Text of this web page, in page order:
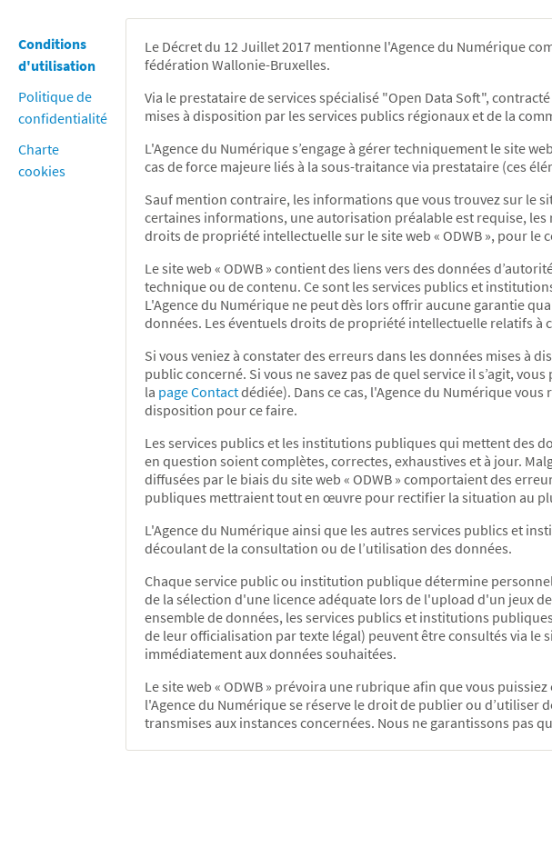
Conditions
d'utilisation
Politique de
confidentialité
Charte
cookies
Le Décret du 12 Juillet 2017 mentionne l'Agence du Numérique
fédération Wallonie-Bruxelles.
Via le prestataire de services spécialisé "Open Data Soft",
mises à disposition par les services publics régionaux et de la
L'Agence du Numérique s’engage à gérer techniquement le site
cas de force majeure liés à la sous-traitance via prestataire (ces
Sauf mention contraire, les informations que vous trouvez sur le
certaines informations, une autorisation préalable est requise,
droits de propriété intellectuelle sur le site web « ODWB », pour le
Le site web « ODWB » contient des liens vers des données
technique ou de contenu. Ce sont les services publics et
L'Agence du Numérique ne peut dès lors offrir aucune garantie
données. Les éventuels droits de propriété intellectuelle relatifs à
Si vous veniez à constater des erreurs dans les données mises à
public concerné. Si vous ne savez pas de quel service il s’agit,
la page Contactdédiée). Dans ce cas, l'Agence du Numérique
disposition pour ce faire.
Les services publics et les institutions publiques qui mettent des
en question soient complètes, correctes, exhaustives et à jour.
diffusées par le biais du site web « ODWB » comportaient des
publiques mettraient tout en œuvre pour rectifier la situation au
L'Agence du Numérique ainsi que les autres services publics et
découlant de la consultation ou de l’utilisation des données.
Chaque service public ou institution publique détermine
de la sélection d'une licence adéquate lors de l'upload d'un jeux
ensemble de données, les services publics et institutions
de leur officialisation par texte légal) peuvent être consultés via le
immédiatement aux données souhaitées.
Le site web « ODWB » prévoira une rubrique afin que vous
l'Agence du Numérique se réserve le droit de publier ou
transmises aux instances concernées. Nous ne garantissons pas